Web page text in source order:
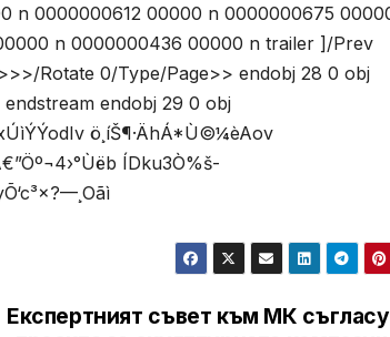
n 0000000612 00000 n 0000000675
n 0000000436 00000 n trailer ]/Prev
Rotate 0/Type/Page>> endobj 28 0 obj
endstream endobj 29 0 obj
ö¸íŠ¶·ÄhÁ*Ù©¼èAov
ÍDku3Ò%š­
Експертният съвет към МК